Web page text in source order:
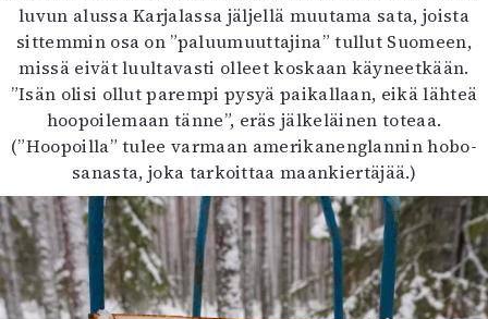
luvun alussa Karjalassa jäljellä muutama sata, joista
sittemmin osa on ”paluumuuttajina” tullut Suomeen,
missä eivät luultavasti olleet koskaan käyneetkään.
”Isän olisi ollut parempi pysyä paikallaan, eikä lähteä
hoopoilemaan tänne”, eräs jälkeläinen toteaa.
(”Hoopoilla” tulee varmaan amerikanenglannin hobo-
sanasta, joka tarkoittaa maankiertäjää.)